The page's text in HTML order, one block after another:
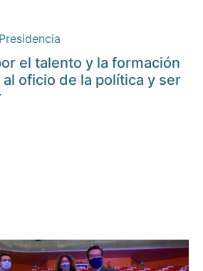
Presidencia
el talento y la formación
oficio de la política y ser